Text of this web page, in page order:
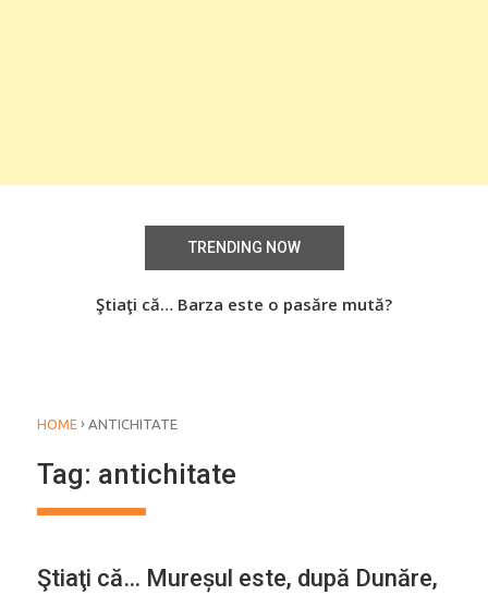
TRENDING NOW
Ştiaţi că… Barza este o pasăre mută?
HOME › ANTICHITATE
Tag: antichitate
Ştiaţi că… Mureșul este, după Dunăre,